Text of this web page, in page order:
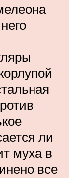
ли
муха в
все